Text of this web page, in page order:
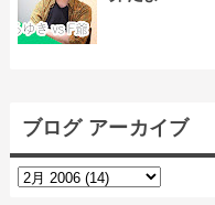
ブログ アーカイブ